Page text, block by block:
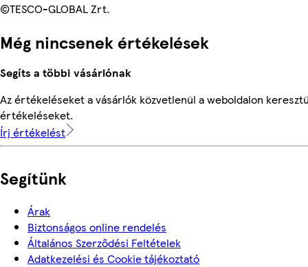
©TESCO-GLOBAL Zrt.
Még nincsenek értékelések
Segíts a többi vásárlónak
Az értékeléseket a vásárlók közvetlenül a weboldalon
értékeléseket.
Írj értékelést
Segítünk
Árak
Biztonságos online rendelés
Általános Szerződési Feltételek
Adatkezelési és Cookie tájékoztató